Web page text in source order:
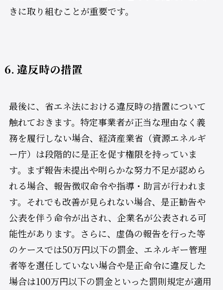
きに取り組むことが重要です。
6. 違反時の措置
最後に、省エネ法における違反時の措置について
触れておきます。特定事業者が正当な理由なく義
務を履行しない場合、経済産業省（資源エネルギ
ー庁）は段階的に是正を促す権限を持っていま
す。まず報告未提出や明らかな努力不足が認めら
れる場合、報告徴収命令や指導・助言が行われま
す。それでも改善が見られない場合、是正勧告や
公表を伴う命令が出され、企業名が公表される可
能性があります。さらに、虚偽の報告を行った等
のケースでは50万円以下の罰金、エネルギー管理
者等を選任していない場合や是正命令に違反した
場合は100万円以下の罰金といった罰則規定が適用